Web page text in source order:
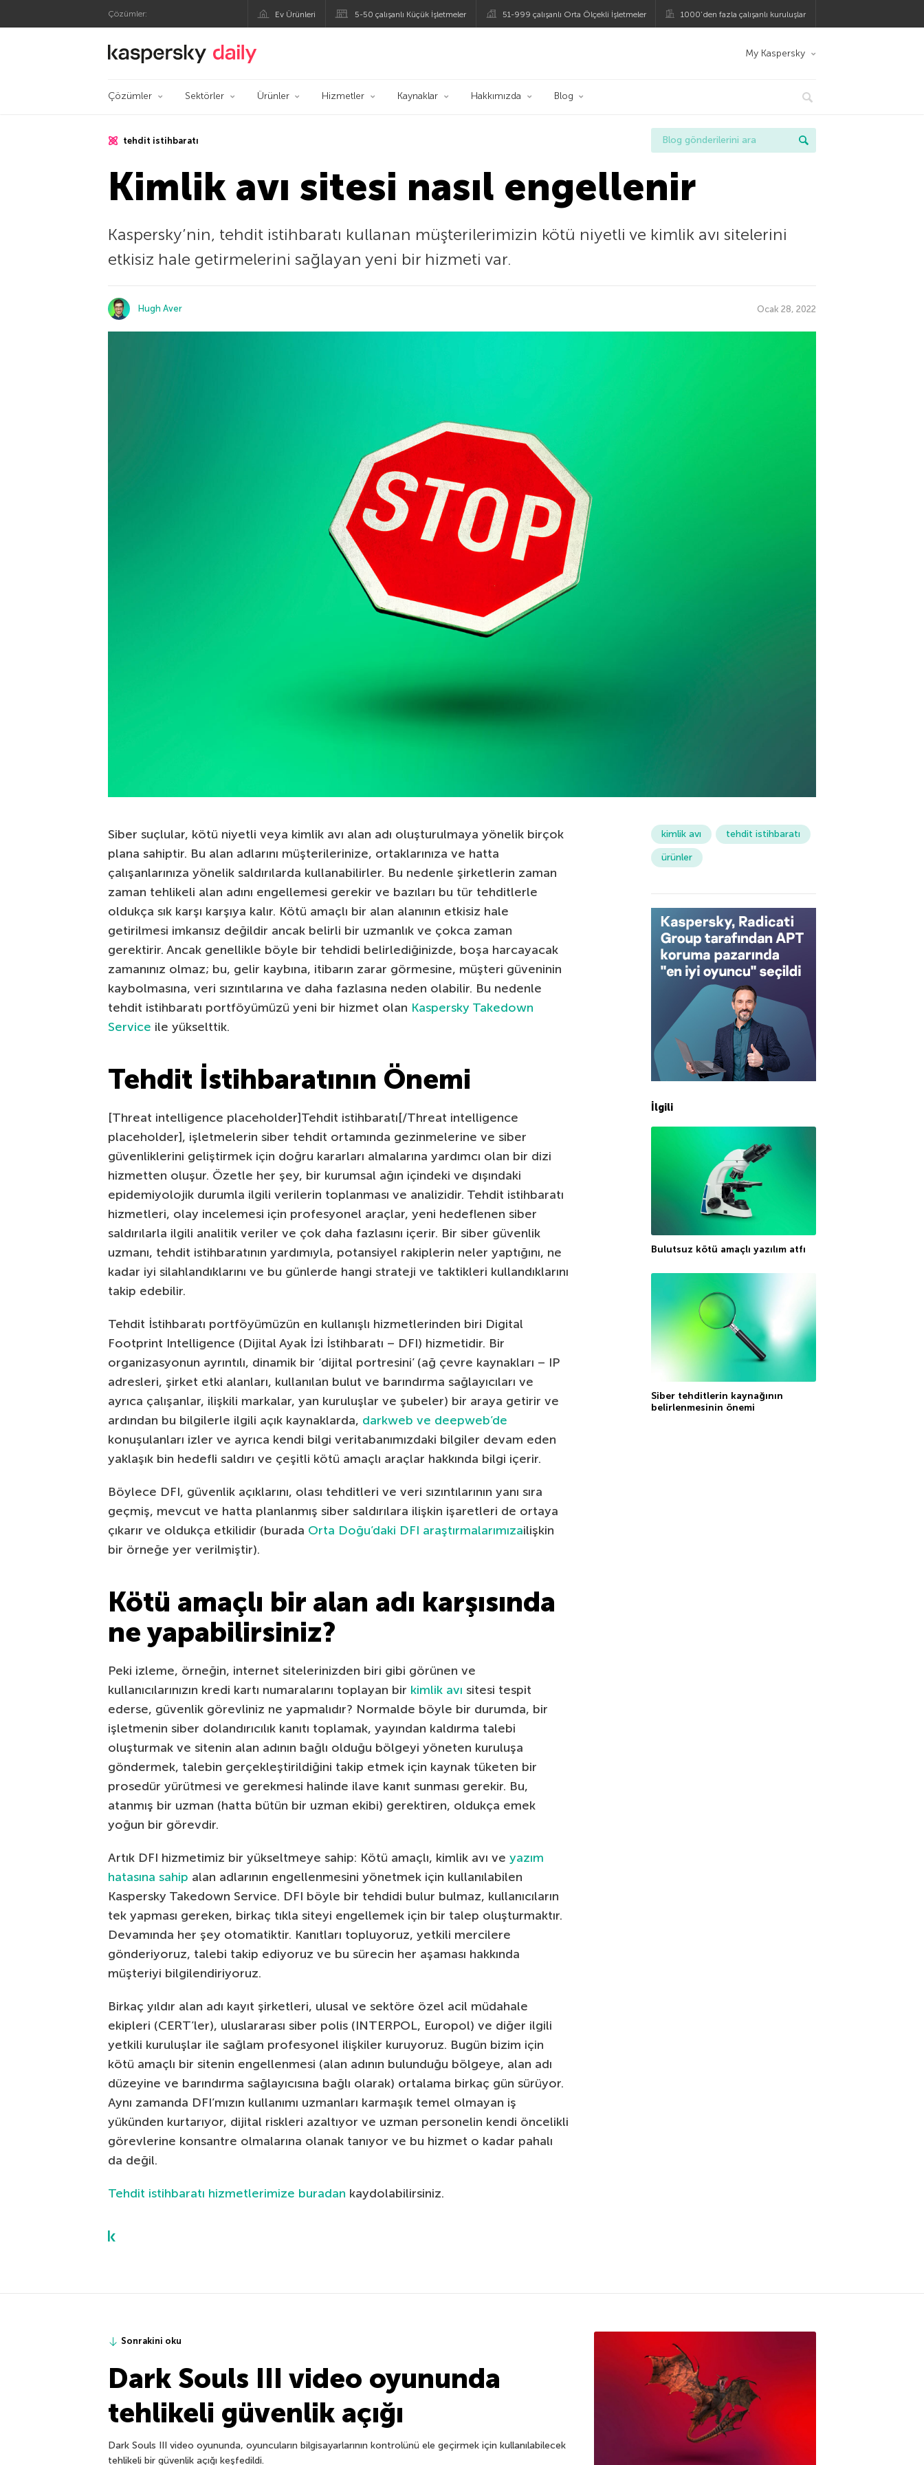
Çözümler: Ev Ürünleri 5-50 çalışanlı Küçük İşletmeler 51-999 çalışanlı Orta Ölçekli İşletmeler 1000’den fazla çalışanlı kuruluşlar
Kaspersky Resmi Blogu My Kaspersky
Çözümler Sektörler Ürünler Hizmetler Kaynaklar Hakkımızda Blog
tehdit istihbaratı
Kimlik avı sitesi nasıl engellenir
Kaspersky’nin, tehdit istihbaratı kullanan müşterilerimizin kötü niyetli ve kimlik avı sitelerini
etkisiz hale getirmelerini sağlayan yeni bir hizmeti var.
Hugh Aver Ocak 28, 2022
Siber suçlular, kötü niyetli veya kimlik avı alan adı oluşturulmaya yönelik birçok
plana sahiptir. Bu alan adlarını müşterilerinize, ortaklarınıza ve hatta
çalışanlarınıza yönelik saldırılarda kullanabilirler. Bu nedenle şirketlerin zaman
zaman tehlikeli alan adını engellemesi gerekir ve bazıları bu tür tehditlerle
oldukça sık karşı karşıya kalır. Kötü amaçlı bir alan alanının etkisiz hale
getirilmesi imkansız değildir ancak belirli bir uzmanlık ve çokca zaman
gerektirir. Ancak genellikle böyle bir tehdidi belirlediğinizde, boşa harcayacak
zamanınız olmaz; bu, gelir kaybına, itibarın zarar görmesine, müşteri güveninin
kaybolmasına, veri sızıntılarına ve daha fazlasına neden olabilir. Bu nedenle
tehdit istihbaratı portföyümüzü yeni bir hizmet olan Kaspersky Takedown
Service ile yükselttik.
Tehdit İstihbaratının Önemi
[Threat intelligence placeholder]Tehdit istihbaratı[/Threat intelligence
placeholder], işletmelerin siber tehdit ortamında gezinmelerine ve siber
güvenliklerini geliştirmek için doğru kararları almalarına yardımcı olan bir dizi
hizmetten oluşur. Özetle her şey, bir kurumsal ağın içindeki ve dışındaki
epidemiyolojik durumla ilgili verilerin toplanması ve analizidir. Tehdit istihbaratı
hizmetleri, olay incelemesi için profesyonel araçlar, yeni hedeflenen siber
saldırılarla ilgili analitik veriler ve çok daha fazlasını içerir. Bir siber güvenlik
uzmanı, tehdit istihbaratının yardımıyla, potansiyel rakiplerin neler yaptığını, ne
kadar iyi silahlandıklarını ve bu günlerde hangi strateji ve taktikleri kullandıklarını
takip edebilir.
Tehdit İstihbaratı portföyümüzün en kullanışlı hizmetlerinden biri Digital
Footprint Intelligence (Dijital Ayak İzi İstihbaratı – DFI) hizmetidir. Bir
organizasyonun ayrıntılı, dinamik bir ‘dijital portresini’ (ağ çevre kaynakları – IP
adresleri, şirket etki alanları, kullanılan bulut ve barındırma sağlayıcıları ve
ayrıca çalışanlar, ilişkili markalar, yan kuruluşlar ve şubeler) bir araya getirir ve
ardından bu bilgilerle ilgili açık kaynaklarda, darkweb ve deepweb’de
konuşulanları izler ve ayrıca kendi bilgi veritabanımızdaki bilgiler devam eden
yaklaşık bin hedefli saldırı ve çeşitli kötü amaçlı araçlar hakkında bilgi içerir.
Böylece DFI, güvenlik açıklarını, olası tehditleri ve veri sızıntılarının yanı sıra
geçmiş, mevcut ve hatta planlanmış siber saldırılara ilişkin işaretleri de ortaya
çıkarır ve oldukça etkilidir (burada Orta Doğu’daki DFI araştırmalarımızailişkin
bir örneğe yer verilmiştir).
Kötü amaçlı bir alan adı karşısında
ne yapabilirsiniz?
Peki izleme, örneğin, internet sitelerinizden biri gibi görünen ve
kullanıcılarınızın kredi kartı numaralarını toplayan bir kimlik avı sitesi tespit
ederse, güvenlik görevliniz ne yapmalıdır? Normalde böyle bir durumda, bir
işletmenin siber dolandırıcılık kanıtı toplamak, yayından kaldırma talebi
oluşturmak ve sitenin alan adının bağlı olduğu bölgeyi yöneten kuruluşa
göndermek, talebin gerçekleştirildiğini takip etmek için kaynak tüketen bir
prosedür yürütmesi ve gerekmesi halinde ilave kanıt sunması gerekir. Bu,
atanmış bir uzman (hatta bütün bir uzman ekibi) gerektiren, oldukça emek
yoğun bir görevdir.
Artık DFI hizmetimiz bir yükseltmeye sahip: Kötü amaçlı, kimlik avı ve yazım
hatasına sahip alan adlarının engellenmesini yönetmek için kullanılabilen
Kaspersky Takedown Service. DFI böyle bir tehdidi bulur bulmaz, kullanıcıların
tek yapması gereken, birkaç tıkla siteyi engellemek için bir talep oluşturmaktır.
Devamında her şey otomatiktir. Kanıtları topluyoruz, yetkili mercilere
gönderiyoruz, talebi takip ediyoruz ve bu sürecin her aşaması hakkında
müşteriyi bilgilendiriyoruz.
Birkaç yıldır alan adı kayıt şirketleri, ulusal ve sektöre özel acil müdahale
ekipleri (CERT’ler), uluslararası siber polis (INTERPOL, Europol) ve diğer ilgili
yetkili kuruluşlar ile sağlam profesyonel ilişkiler kuruyoruz. Bugün bizim için
kötü amaçlı bir sitenin engellenmesi (alan adının bulunduğu bölgeye, alan adı
düzeyine ve barındırma sağlayıcısına bağlı olarak) ortalama birkaç gün sürüyor.
Aynı zamanda DFI’mızın kullanımı uzmanları karmaşık temel olmayan iş
yükünden kurtarıyor, dijital riskleri azaltıyor ve uzman personelin kendi öncelikli
görevlerine konsantre olmalarına olanak tanıyor ve bu hizmet o kadar pahalı
da değil.
Tehdit istihbaratı hizmetlerimize buradan kaydolabilirsiniz.
kimlik avı
tehdit istihbaratı
ürünler
İlgili
Bulutsuz kötü amaçlı yazılım atfı
Siber tehditlerin kaynağının
belirlenmesinin önemi
Sonrakini oku
Dark Souls III video oyununda
tehlikeli güvenlik açığı
Dark Souls III video oyununda, oyuncuların bilgisayarlarının kontrolünü ele geçirmek için kullanılabilecek
tehlikeli bir güvenlik açığı keşfedildi.